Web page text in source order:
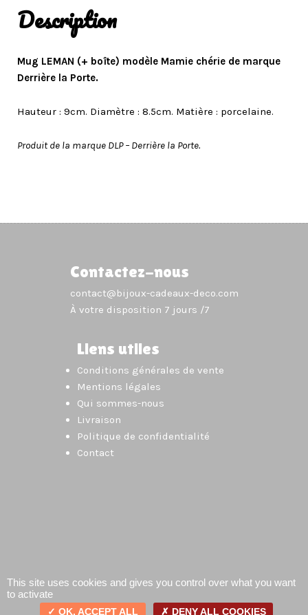
Description
Mug LEMAN (+ boîte) modèle Mamie chérie de marque
Derrière la Porte.
Hauteur : 9cm. Diamètre : 8.5cm. Matière : porcelaine.
Produit de la marque DLP – Derrière la Porte.
Contactez-nous
contact@bijoux-cadeaux-deco.com
À votre disposition 7 jours /7
Liens utiles
Conditions générales de vente
Mentions légales
Qui sommes-nous
Livraison
Politique de confidentialité
Contact
This site uses cookies and gives you control over what you want
to activate
OK, ACCEPT ALL DENY ALL COOKIES